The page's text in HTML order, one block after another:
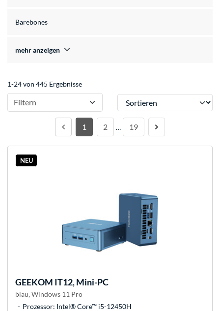
Barebones
mehr anzeigen
1-24 von 445 Ergebnisse
Filtern Sortieren
1 2 … 19
NEU
GEEKOM IT12, Mini-PC
blau, Windows 11 Pro
Prozessor: Intel® Core™ i5-12450H